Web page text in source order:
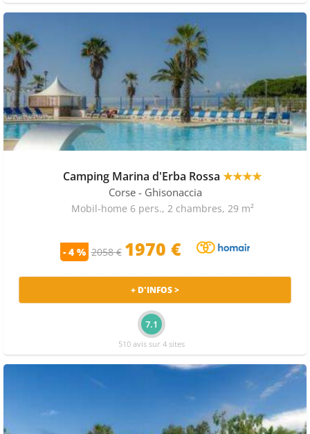
Camping Marina d'Erba Rossa ★★★★
Corse - Ghisonaccia
Mobil-home 6 pers., 2 chambres, 29 m²
- 4 % 2058 € 1970 €
+ D'INFOS >
7.1
510 avis sur 4 sites